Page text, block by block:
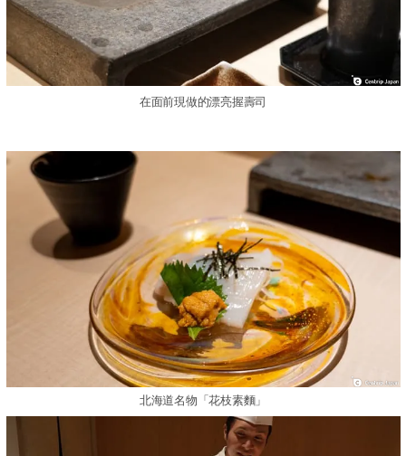
在面前現做的漂亮握壽司
北海道名物「花枝素麵」